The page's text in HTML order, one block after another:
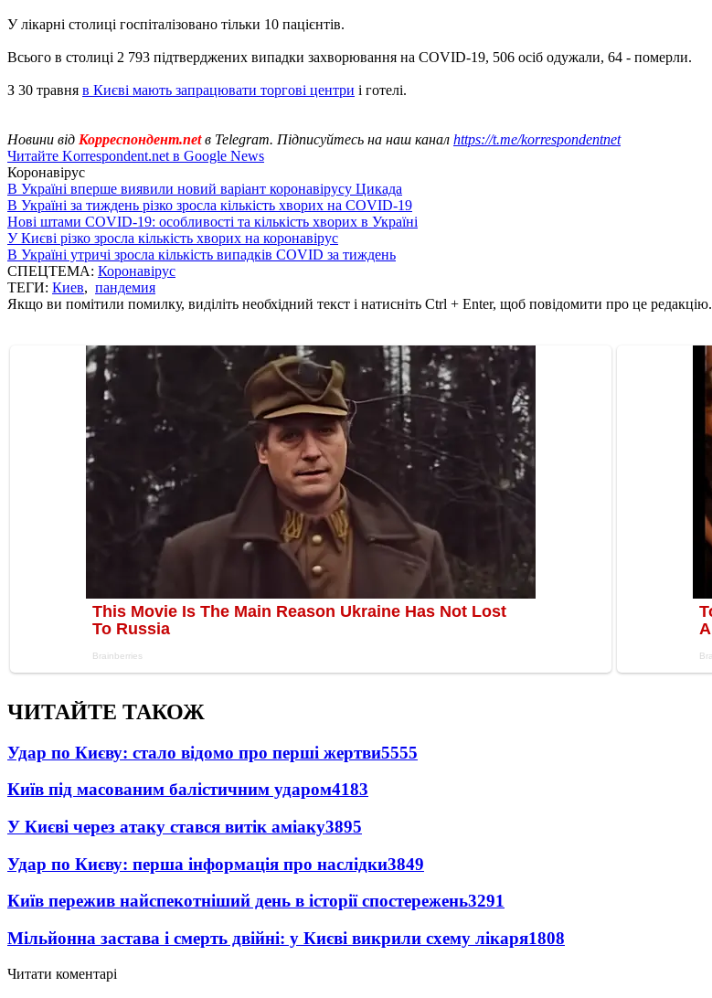
У лікарні столиці госпіталізовано тільки 10 пацієнтів.
Всього в столиці 2 793 підтверджених випадки захворювання на COVID-19, 506 осіб одужали, 64 - померли.
З 30 травня в Києві мають запрацювати торгові центри і готелі.
Новини від Корреспондент.netв Telegram. Підписуйтесь на наш канал https://t.me/korrespondentnet
Читайте Korrespondent.net в Google News
Коронавірус
В Україні вперше виявили новий варіант коронавірусу Цикада
В Україні за тиждень різко зросла кількість хворих на COVID-19
Нові штами COVID-19: особливості та кількість хворих в Україні
У Києві різко зросла кількість хворих на коронавірус
В Україні утричі зросла кількість випадків COVID за тиждень
СПЕЦТЕМА: Коронавірус
ТЕГИ: Киев, пандемия
Якщо ви помітили помилку, виділіть необхідний текст і натисніть Ctrl + Enter, щоб повідомити про це редакцію.
ЧИТАЙТЕ ТАКОЖ
Удар по Києву: стало відомо про перші жертви5555
Київ під масованим балістичним ударом4183
У Києві через атаку стався витік аміаку3895
Удар по Києву: перша інформація про наслідки3849
Київ пережив найспекотніший день в історії спостережень3291
Мільйонна застава і смерть двійні: у Києві викрили схему лікаря1808
Читати коментарі